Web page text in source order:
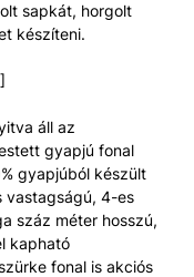
sapkát, horgolt
készíteni.
áll az
gyapjú fonal
gyapjúból készült
vastagságú, 4-es
száz méter hosszú,
kapható
fonal is akciós